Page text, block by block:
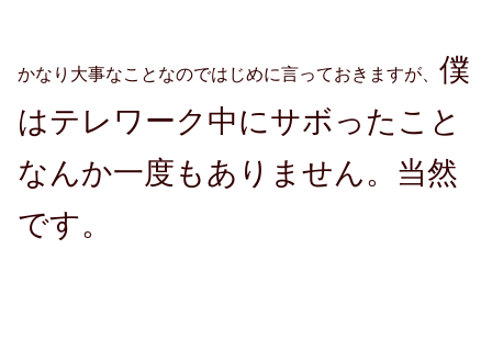
かなり大事なことなのではじめに言っておきますが、 僕
はテレワーク中にサボったこと
なんか一度もありません。当然
です。